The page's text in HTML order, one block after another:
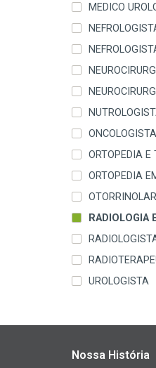
MEDICO
ORTOPEDIA
ORTOPEDIA
RADIOLOGIA
UROLOGISTA
Nossa História